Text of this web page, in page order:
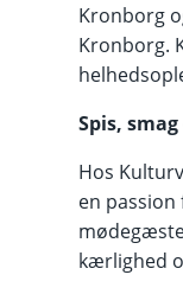
Kronborg
Kronborg.
Spis,
Hos
en
kærlighed